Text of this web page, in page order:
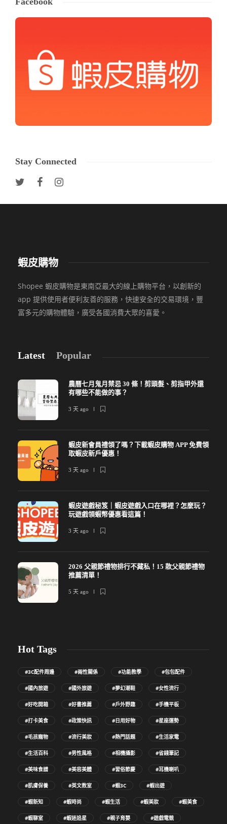
Stay Connected
蝦皮購物
Shopee 蝦皮購物是東南亞最大的線上購物平台，以創新的
app 提供使用者便利友善的服務，快速安全的交易環境，豐
富多元的購物體驗，廣受各國消費大眾的喜愛。
Latest Popular
農曆七月鬼月禁忌 30 條！剪頭髮、剪指甲外還
有哪些不能做的事？
3 天 ago
蝦皮新會員禮領了嗎？下載蝦皮購物 APP 免費領
取蝦皮新戶優惠！
3 天 ago
蝦皮遊戲秘笈｜蝦皮遊戲入口在哪裡？怎麼玩？
玩遊戲領蝦幣優惠看這篇！
3 天 ago
2026 父親節禮物排行不藏私！15 款父親節禮物
推薦清單！
5 天 ago
Hot Tags
#3C配件周邊 #兩性關係 #功能教學 #包包配件
#國內旅遊 #國外旅遊 #夢幻潮鞋 #女性流行
#好吃開箱 #好書推薦 #戶外野趣 #手機平板
#打卡美食 #政策快訊 #日用好物 #星座運勢
#毛孩寵物 #流行美妝 #熱門話題 #生活家電
#生活百科 #男性風格 #相機攝影 #省錢筆記
#美味食譜 #美容美體 #習俗節慶 #耳機喇叭
#肌膚保養 #英文教室 #蝦3C #蝦出遊
#蝦新知 #蝦時尚 #蝦生活 #蝦美妝 #蝦美食
#蝦聊室 #蝦迷追星 #親子育嬰 #遊戲電競